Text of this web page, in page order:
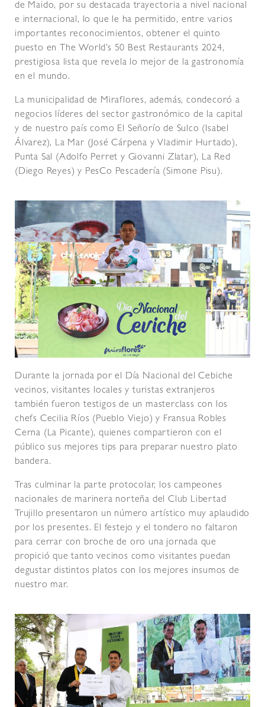
de Maido, por su destacada trayectoria a nivel nacional
e internacional, lo que le ha permitido, entre varios
importantes reconocimientos, obtener el quinto
puesto en The World’s 50 Best Restaurants 2024,
prestigiosa lista que revela lo mejor de la gastronomía
en el mundo.
La municipalidad de Miraflores, además, condecoró a
negocios líderes del sector gastronómico de la capital
y de nuestro país como El Señorío de Sulco (Isabel
Álvarez), La Mar (José Cárpena y Vladimir Hurtado),
Punta Sal (Adolfo Perret y Giovanni Zlatar), La Red
(Diego Reyes) y PesCo Pescadería (Simone Pisu).
Durante la jornada por el Día Nacional del Cebiche
vecinos, visitantes locales y turistas extranjeros
también fueron testigos de un masterclass con los
chefs Cecilia Ríos (Pueblo Viejo) y Fransua Robles
Cerna (La Picante), quienes compartieron con el
público sus mejores tips para preparar nuestro plato
bandera.
Tras culminar la parte protocolar, los campeones
nacionales de marinera norteña del Club Libertad
Trujillo presentaron un número artístico muy aplaudido
por los presentes. El festejo y el tondero no faltaron
para cerrar con broche de oro una jornada que
propició que tanto vecinos como visitantes puedan
degustar distintos platos con los mejores insumos de
nuestro mar.